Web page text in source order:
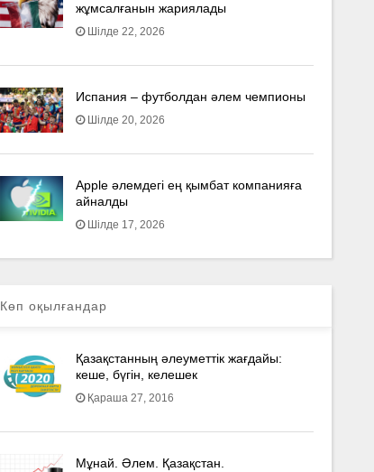
жұмсалғанын жариялады
Шілде 22, 2026
Испания – футболдан әлем чемпионы
Шілде 20, 2026
Apple әлемдегі ең қымбат компанияға
айналды
Шілде 17, 2026
Көп оқылғандар
Қазақстанның әлеуметтік жағдайы:
кеше, бүгін, келешек
Қараша 27, 2016
Мұнай. Әлем. Қазақстан.